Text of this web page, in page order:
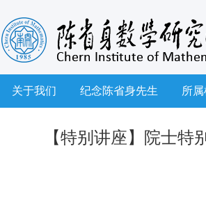
关于我们 纪念陈省身先生 所
【特别讲座】院士特